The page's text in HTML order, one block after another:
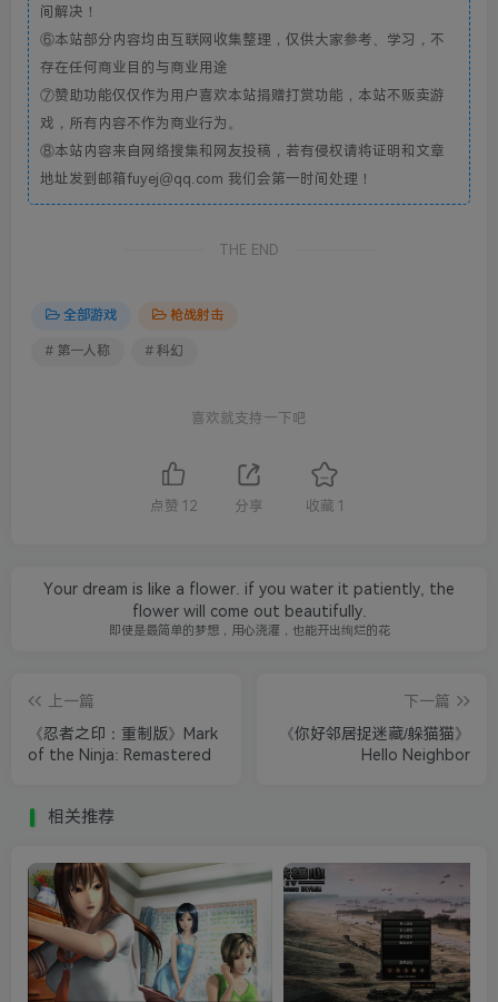
间解决！
⑥本站部分内容均由互联网收集整理，仅供大家参考、学习，不
存在任何商业目的与商业用途
⑦赞助功能仅仅作为用户喜欢本站捐赠打赏功能，本站不贩卖游
戏，所有内容不作为商业行为。
⑧本站内容来自网络搜集和网友投稿，若有侵权请将证明和文章
地址发到邮箱fuyej@qq.com 我们会第一时间处理！
THE END
全部游戏 枪战射击
# 第一人称 # 科幻
喜欢就支持一下吧
点赞 12 分享 收藏 1
Your dream is like a flower. if you water it patiently, the
flower will come out beautifully.
即使是最简单的梦想，用心浇灌，也能开出绚烂的花
上一篇
《忍者之印：重制版》Mark
of the Ninja: Remastered
下一篇
《你好邻居捉迷藏/躲猫猫》
Hello Neighbor
相关推荐